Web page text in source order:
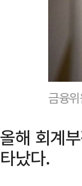
금융
올해 회계
타났다.